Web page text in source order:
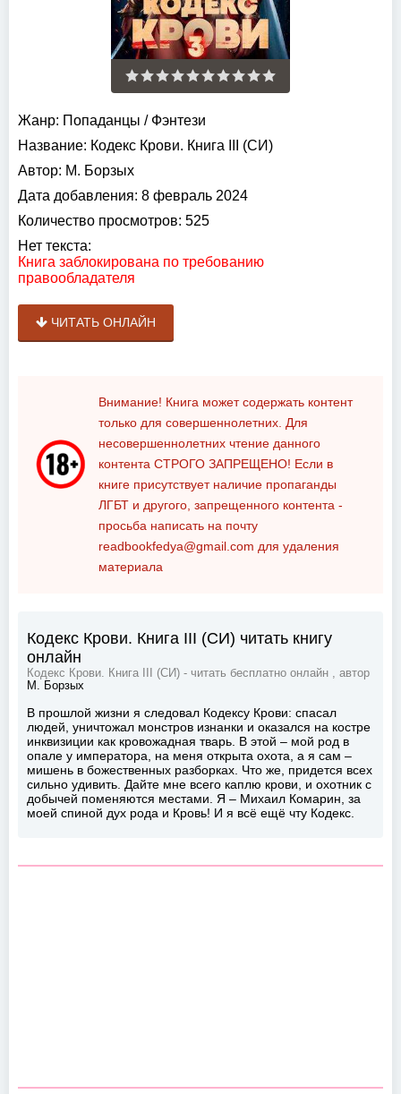
Жанр: Попаданцы / Фэнтези
Название: Кодекс Крови. Книга III (СИ)
Автор: М. Борзых
Дата добавления: 8 февраль 2024
Количество просмотров: 525
Нет текста:
Книга заблокирована по требованию
правообладателя
ЧИТАТЬ ОНЛАЙН
Внимание! Книга может содержать контент
только для совершеннолетних. Для
несовершеннолетних чтение данного
контента СТРОГО ЗАПРЕЩЕНО! Если в
книге присутствует наличие пропаганды
ЛГБТ и другого, запрещенного контента -
просьба написать на почту
readbookfedya@gmail.com для удаления
материала
Кодекс Крови. Книга III (СИ) читать книгу
онлайн
Кодекс Крови. Книга III (СИ) - читать бесплатно онлайн , автор
М. Борзых
В прошлой жизни я следовал Кодексу Крови: спасал
людей, уничтожал монстров изнанки и оказался на костре
инквизиции как кровожадная тварь. В этой – мой род в
опале у императора, на меня открыта охота, а я сам –
мишень в божественных разборках. Что же, придется всех
сильно удивить. Дайте мне всего каплю крови, и охотник с
добычей поменяются местами. Я – Михаил Комарин, за
моей спиной дух рода и Кровь! И я всё ещё чту Кодекс.